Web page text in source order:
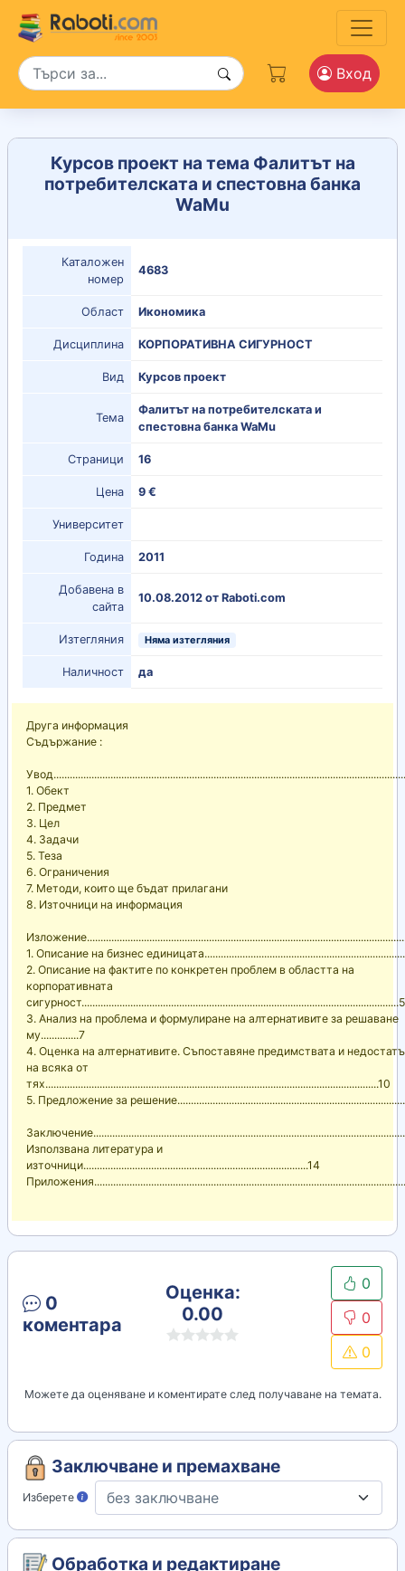
Вход
Курсов проект на тема Фалитът на
потребителската и спестовна банка
WaMu
Каталожен
номер
4683
Област Икономика
Дисциплина КОРПОРАТИВНА СИГУРНОСТ
Вид Курсов проект
Тема
Фалитът на потребителската и
спестовна банка WaMu
Страници 16
Цена 9 €
Университет
Година 2011
Добавена в
сайта
10.08.2012 от Raboti.com
Изтегляния Няма изтегляния
Наличност да
Друга информация
Съдържание :
1. Обект
2. Предмет
3. Цел
4. Задачи
5. Теза
6. Ограничения
7. Методи, които ще бъдат прилагани
8. Източници на информация
1. Описание на бизнес
2. Описание на фактите по конкретен проблем в областта на
корпоративната
сигурност.....................................................................................................................5
3. Анализ на проблема и формулиране на алтернативите за решаване
му..............7
4. Оценка на алтернативите. Съпоставяне предимствата и
на всяка от
тях...........................................................................................................................10
5. Предложение за
Използвана литература и
източници...................................................................................14
0
коментара
Оценка:
0.00
0
0
0
Можете да оценяване и коментирате след получаване на темата.
Заключване и премахване
Изберете
Обработка и редактиране